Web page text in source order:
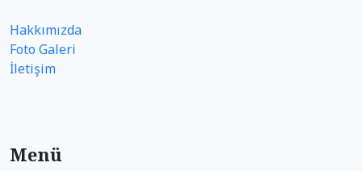
Hakkımızda
Foto Galeri
İletişim
Menü